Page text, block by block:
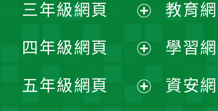
選
單
開
選
單
三年級網頁
開
選
四年級網頁
開
五年級網頁
教育
學習
資安